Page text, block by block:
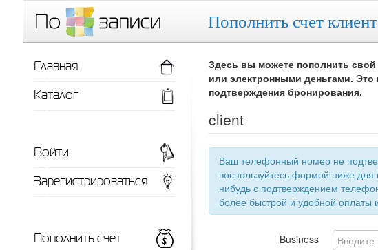
Пополнить счет
Здесь вы можете пополнить свой
или электронными деньгами. Это
подтверждения бронирования.
client
Ваш телефонный номер не подтверждён
воспользуйтесь формой ниже для
нибудь с подтверждением телефонного номера, тут появится список ваших заведений для
более быстрой и удобной
Business
Главная
Каталог
Войти
Зарегистрироваться
Пополнить счет